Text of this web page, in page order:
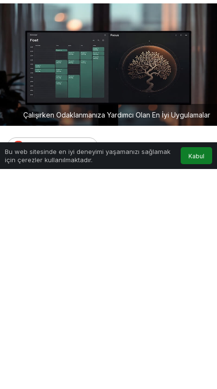
Çalışırken Odaklanmanıza Yardımcı Olan En İyi Uygulamalar
0 Paylaş
Bu web sitesinde en iyi deneyimi yaşamanızı sağlamak
için çerezler kullanılmaktadır.
Kabul
Anasayfa Rehber